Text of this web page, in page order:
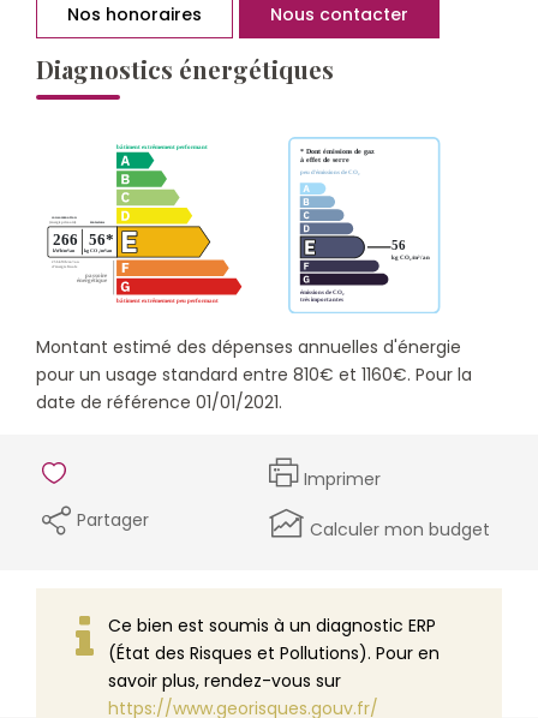
Nos honoraires Nous contacter
Diagnostics énergétiques
Montant estimé des dépenses annuelles d'énergie
pour un usage standard entre 810€ et 1160€. Pour la
date de référence 01/01/2021.
Imprimer
Partager
Calculer mon budget
Ce bien est soumis à un diagnostic ERP
(État des Risques et Pollutions). Pour en
savoir plus, rendez-vous sur
https://www.georisques.gouv.fr/